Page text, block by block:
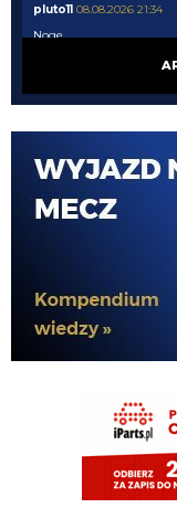
pluto11 08.08.2026 21:34
Noge
Rafi23 08.08.2026 21:15
Oglądam PSV, Perisic
HB 08.08.2026 18:56
Piotrek na co wydasz te
Raczej nie będą to duże
Piotrek85 08.08.2026
Colidio przechodzi do